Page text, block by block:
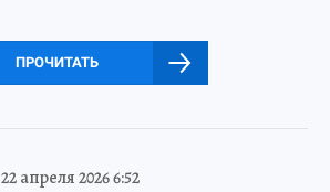
ПРОЧИТАТЬ
22 апреля 2026 6:52